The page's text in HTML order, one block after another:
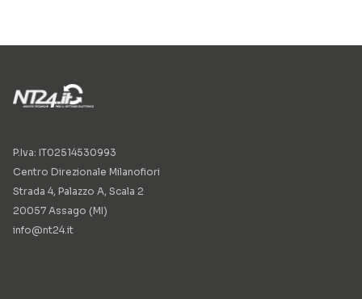
P.Iva: IT02514530993
Centro Direzionale Milanofiori
Strada 4, Palazzo A, Scala 2
20057 Assago (MI)
info@nt24.it